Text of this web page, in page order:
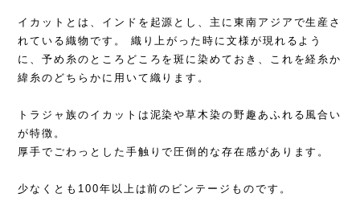
イカットとは、インドを起源とし、主に東南アジアで生産さ
れている織物です。 織り上がった時に文様が現れるよう
に、予め糸のところどころを斑に染めておき、これを経糸か
緯糸のどちらかに用いて織ります。
トラジャ族のイカットは泥染や草木染の野趣あふれる風合い
が特徴。
厚手でごわっとした手触りで圧倒的な存在感があります。
少なくとも100年以上は前のビンテージものです。